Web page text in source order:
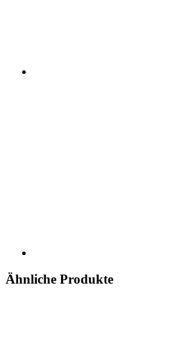
Ähnliche Produkte